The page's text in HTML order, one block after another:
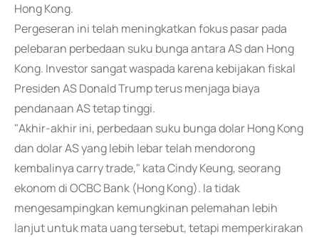
Hong Kong.
Pergeseran ini telah meningkatkan fokus pasar pada
pelebaran perbedaan suku bunga antara AS dan Hong
Kong. Investor sangat waspada karena kebijakan fiskal
Presiden AS Donald Trump terus menjaga biaya
pendanaan AS tetap tinggi.
"Akhir-akhir ini, perbedaan suku bunga dolar Hong Kong
dan dolar AS yang lebih lebar telah mendorong
kembalinya carry trade," kata Cindy Keung, seorang
ekonom di OCBC Bank (Hong Kong). Ia tidak
mengesampingkan kemungkinan pelemahan lebih
lanjut untuk mata uang tersebut, tetapi memperkirakan